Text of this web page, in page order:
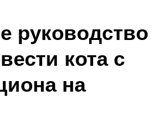
руководство
кота с
на